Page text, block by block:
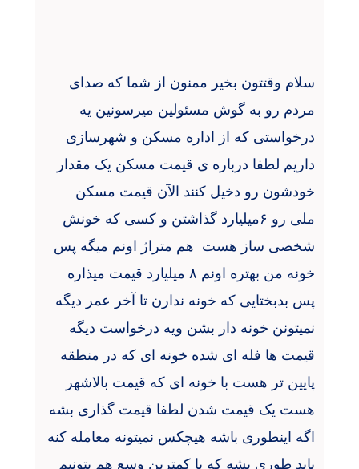
سلام وقتتون بخیر ممنون از شما که صدای
مردم رو به گوش مسئولین میرسونین یه
درخواستی که از اداره مسکن و شهرسازی
داریم لطفا درباره ی قیمت مسکن یک مقدار
خودشون رو دخیل کنند الآن قیمت مسکن
ملی رو ۶میلیارد گذاشتن و کسی که خونش
شخصی ساز هست هم متراژ اونم میگه پس
خونه من بهتره اونم ۸ میلیارد قیمت میذاره
پس بدبختایی که خونه ندارن تا آخر عمر دیگه
نمیتونن خونه دار بشن ویه درخواست دیگه
قیمت ها فله ای شده خونه ای که در منطقه
پایین تر هست با خونه ای که قیمت بالاشهر
هست یک قیمت شدن لطفا قیمت گذاری بشه
اگه اینطوری باشه هیچکس نمیتونه معامله کنه
باید طوری بشه که با کمترین وسع هم بتونیم